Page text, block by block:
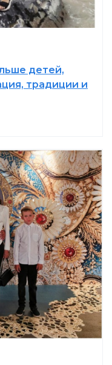
детей,
традиции и